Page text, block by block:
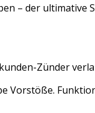
– der ultimative
Zünder
Vorstöße.